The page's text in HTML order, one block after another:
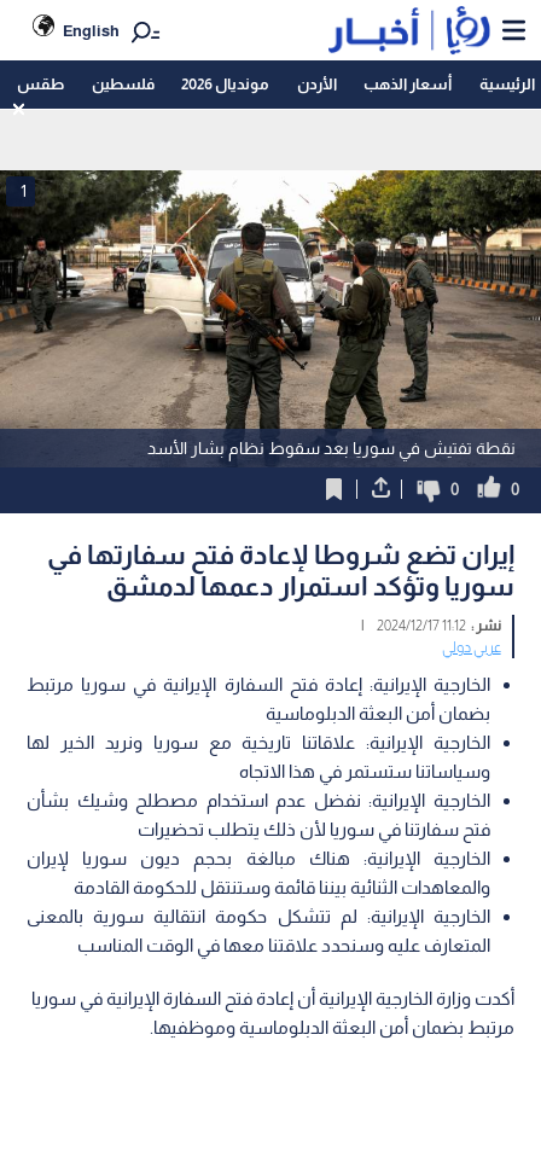
English
الرئيسية أسعار الذهب الأردن مونديال 2026 فلسطين طقس
نقطة تفتيش في سوريا بعد سقوط نظام بشار الأسد
1
0
0
إيران تضع شروطا لإعادة فتح سفارتها في
سوريا وتؤكد استمرار دعمها لدمشق
نشر :11:12 2024/12/17
|
عربي دولي
الخارجية الإيرانية: إعادة فتح السفارة الإيرانية في سوريا مرتبط
بضمان أمن البعثة الدبلوماسية
الخارجية الإيرانية: علاقاتنا تاريخية مع سوريا ونريد الخير لها
وسياساتنا ستستمر في هذا الاتجاه
الخارجية الإيرانية: نفضل عدم استخدام مصطلح وشيك بشأن
فتح سفارتنا في سوريا لأن ذلك يتطلب تحضيرات
الخارجية الإيرانية: هناك مبالغة بحجم ديون سوريا لإيران
والمعاهدات الثنائية بيننا قائمة وستنتقل للحكومة القادمة
الخارجية الإيرانية: لم تتشكل حكومة انتقالية سورية بالمعنى
المتعارف عليه وسنحدد علاقتنا معها في الوقت المناسب
أكدت وزارة الخارجية الإيرانية أن إعادة فتح السفارة الإيرانية في سوريا
مرتبط بضمان أمن البعثة الدبلوماسية وموظفيها.